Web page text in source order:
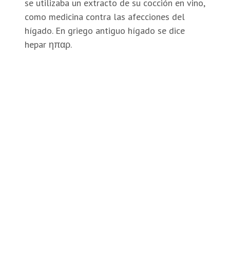
se utilizaba un extracto de su cocción en vino,
como medicina contra las afecciones del
hígado. En griego antiguo hígado se dice
hepar ηπαρ.